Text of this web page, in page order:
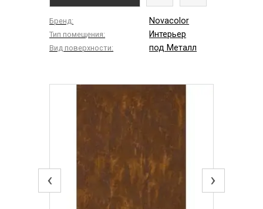
Бренд: Novacolor
Тип помещения: Интерьер
Вид поверхности: под Металл
‹ ›